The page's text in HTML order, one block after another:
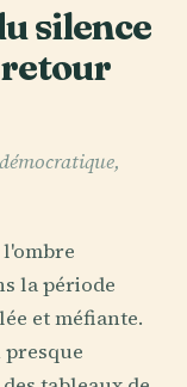
silence
retour
la période
et méfiante.